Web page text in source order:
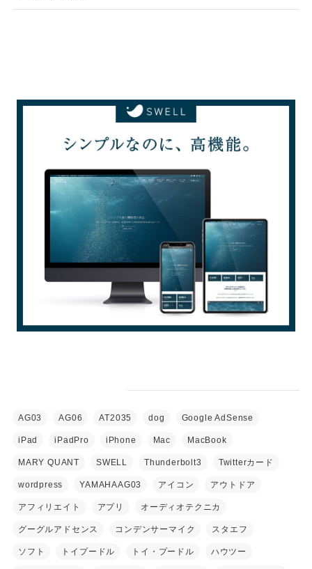
AG03 AG06 AT2035 dog Google AdSense
iPad iPadPro iPhone Mac MacBook
MARY QUANT SWELL Thunderbolt3 Twitterカード
wordpress YAMAHAAG03 アイコン アウトドア
アフィリエイト アプリ オーディオテクニカ
グーグルアドセンス コンデンサーマイク スタエフ
ソフト トイプードル トイ・プードル ハウツー